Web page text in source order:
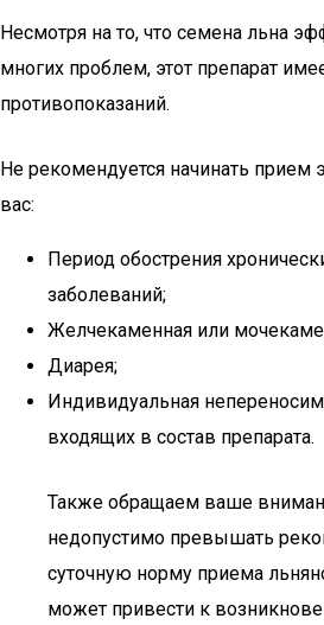
Несмотря на то, что семена льна
многих проблем, этот препарат
противопоказаний.
Не рекомендуется начинать прием
вас:
Период обострения
заболеваний;
Желчекаменная или
Диарея;
Индивидуальная
входящих в состав препарата.
Также обращаем ваше
недопустимо превышать
суточную норму приема
может привести к